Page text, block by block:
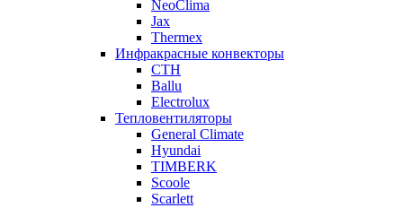
NeoClima
Jax
Thermex
Инфракрасные конвекторы
CTH
Ballu
Electrolux
Тепловентиляторы
General Climate
Hyundai
TIMBERK
Scoole
Scarlett